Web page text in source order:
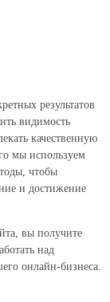
результатов
видимость
качественную
мы используем
чтобы
и достижение
вы получите
над
онлайн-бизнеса.